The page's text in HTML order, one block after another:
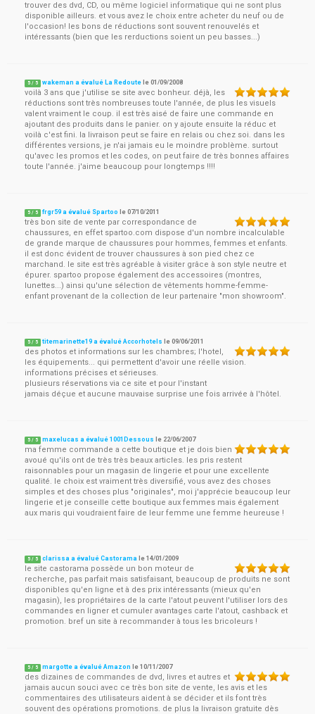
trouver des dvd, CD, ou même logiciel informatique qui ne sont plus
disponible ailleurs. et vous avez le choix entre acheter du neuf ou de
l'occasion! les bons de réductions sont souvent renouvelés et
intéressants (bien que les rerductions soient un peu basses...)
5 / 5 wakeman a évalué La Redoute le01/09/2008
voilà 3 ans que j'utilise se site avec bonheur. déjà, les
réductions sont très nombreuses toute l'année, de plus les visuels
valent vraiment le coup. il est très aisé de faire une commande en
ajoutant des produits dans le panier. on y ajoute ensuite la réduc et
voilà c'est fini. la livraison peut se faire en relais ou chez soi. dans les
différentes versions, je n'ai jamais eu le moindre problème. surtout
qu'avec les promos et les codes, on peut faire de très bonnes affaires
toute l'année. j'aime beaucoup pour longtemps !!!!
5 / 5 frgr59 a évalué Spartoo le07/10/2011
très bon site de vente par correspondance de
chaussures, en effet spartoo.com dispose d'un nombre incalculable
de grande marque de chaussures pour hommes, femmes et enfants.
il est donc évident de trouver chaussures à son pied chez ce
marchand. le site est très agréable à visiter grâce à son style neutre et
épurer. spartoo propose également des accessoires (montres,
lunettes...) ainsi qu'une sélection de vêtements homme-femme-
enfant provenant de la collection de leur partenaire "mon showroom".
5 / 5 titemarinette19 a évalué Accorhotels le09/06/2011
des photos et informations sur les chambres; l'hotel,
les équipements... qui permettent d'avoir une réelle vision.
informations précises et sérieuses.
plusieurs réservations via ce site et pour l'instant
jamais déçue et aucune mauvaise surprise une fois arrivée à l'hôtel.
5 / 5 maxelucas a évalué 1001Dessous le 22/06/2007
ma femme commande a cette boutique et je dois bien
avoué qu'ils ont de très très beaux articles. les pris restent
raisonnables pour un magasin de lingerie et pour une excellente
qualité. le choix est vraiment très diversifié, vous avez des choses
simples et des choses plus "originales", moi j'apprécie beaucoup leur
lingerie et je conseille cette boutique aux femmes mais également
aux maris qui voudraient faire de leur femme une femme heureuse !
5 / 5 clarissa a évalué Castorama le14/01/2009
le site castorama possède un bon moteur de
recherche, pas parfait mais satisfaisant, beaucoup de produits ne sont
disponibles qu'en ligne et à des prix intéressants (mieux qu'en
magasin), les propriétaires de la carte l'atout peuvent l'utiliser lors des
commandes en ligner et cumuler avantages carte l'atout, cashback et
promotion. bref un site à recommander à tous les bricoleurs !
5 / 5 margotte a évalué Amazon le10/11/2007
des dizaines de commandes de dvd, livres et autres et
jamais aucun souci avec ce très bon site de vente, les avis et les
commentaires des utilisateurs aident à se décider et ils font très
souvent des opérations promotions. de plus la livraison gratuite dès